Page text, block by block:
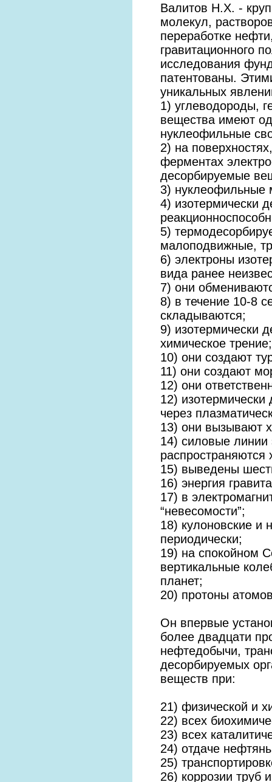
Валитов Н.Х. -
молекул,
переработке
гравитационного
исследования
патентованы.
уникальных
1) углеводороды,
вещества имеют
нуклеофильные
2) на
ферментах
десорбируемые
3) нуклеофильные
4) изотермически
5)
малоподвижные,
6) электроны
вида ранее
7) они
8) в течение 10-8
складываются;
9) изотермически
химическое трение;
10) они создают
11) они создают
12) они
12)
через
13) они вызывают
14) силовые линии
распространяются
15) выведены
16) энергия
17) в
“невесомости”;
18) кулоновские и
периодически;
19) на спокойном
вертикальные
планет;
20) протоны
Он впервые
более двадцати
нефтедобычи,
десорбируемых
веществ при:
21) физической и
22) всех
23) всех
24) отдаче
25)
26) коррозии труб